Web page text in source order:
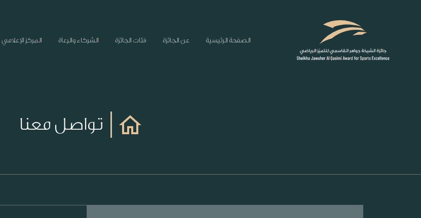
الصفحة الرئيسية عن الجائزة فئات الجائزة الشركاء والرعاة المركز الإعلامي
تواصل معنا